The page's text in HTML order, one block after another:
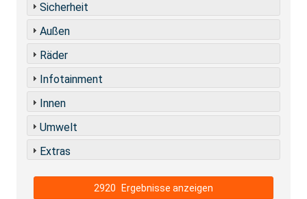
Sicherheit
Außen
Räder
Infotainment
Innen
Umwelt
Extras
2920 Ergebnisse anzeigen